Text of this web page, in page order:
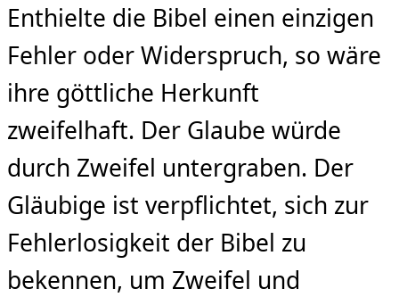
Enthielte die Bibel einen einzigen
Fehler oder Widerspruch, so wäre
ihre göttliche Herkunft
zweifelhaft. Der Glaube würde
durch Zweifel untergraben. Der
Gläubige ist verpflichtet, sich zur
Fehlerlosigkeit der Bibel zu
bekennen, um Zweifel und